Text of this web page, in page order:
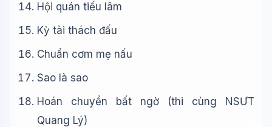
Hội quán tiếu lâm
Kỳ tài thách đấu
Chuẩn cơm mẹ nấu
Sao là sao
Hoán chuyển bất ngờ (thi cùng NSƯT
Quang Lý)